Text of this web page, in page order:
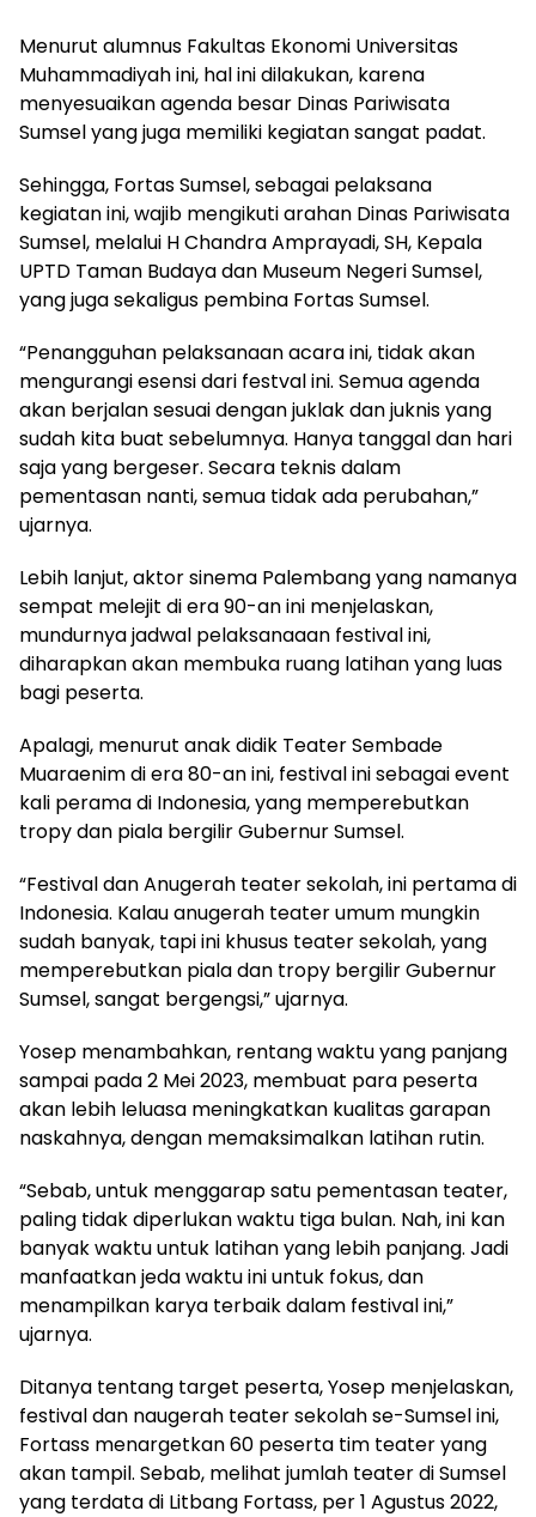
Menurut alumnus Fakultas Ekonomi Universitas
Muhammadiyah ini, hal ini dilakukan, karena
menyesuaikan agenda besar Dinas Pariwisata
Sumsel yang juga memiliki kegiatan sangat padat.
Sehingga, Fortas Sumsel, sebagai pelaksana
kegiatan ini, wajib mengikuti arahan Dinas Pariwisata
Sumsel, melalui H Chandra Amprayadi, SH, Kepala
UPTD Taman Budaya dan Museum Negeri Sumsel,
yang juga sekaligus pembina Fortas Sumsel.
“Penangguhan pelaksanaan acara ini, tidak akan
mengurangi esensi dari festval ini. Semua agenda
akan berjalan sesuai dengan juklak dan juknis yang
sudah kita buat sebelumnya. Hanya tanggal dan hari
saja yang bergeser. Secara teknis dalam
pementasan nanti, semua tidak ada perubahan,”
ujarnya.
Lebih lanjut, aktor sinema Palembang yang namanya
sempat melejit di era 90-an ini menjelaskan,
mundurnya jadwal pelaksanaaan festival ini,
diharapkan akan membuka ruang latihan yang luas
bagi peserta.
Apalagi, menurut anak didik Teater Sembade
Muaraenim di era 80-an ini, festival ini sebagai event
kali perama di Indonesia, yang memperebutkan
tropy dan piala bergilir Gubernur Sumsel.
“Festival dan Anugerah teater sekolah, ini pertama di
Indonesia. Kalau anugerah teater umum mungkin
sudah banyak, tapi ini khusus teater sekolah, yang
memperebutkan piala dan tropy bergilir Gubernur
Sumsel, sangat bergengsi,” ujarnya.
Yosep menambahkan, rentang waktu yang panjang
sampai pada 2 Mei 2023, membuat para peserta
akan lebih leluasa meningkatkan kualitas garapan
naskahnya, dengan memaksimalkan latihan rutin.
“Sebab, untuk menggarap satu pementasan teater,
paling tidak diperlukan waktu tiga bulan. Nah, ini kan
banyak waktu untuk latihan yang lebih panjang. Jadi
manfaatkan jeda waktu ini untuk fokus, dan
menampilkan karya terbaik dalam festival ini,”
ujarnya.
Ditanya tentang target peserta, Yosep menjelaskan,
festival dan naugerah teater sekolah se-Sumsel ini,
Fortass menargetkan 60 peserta tim teater yang
akan tampil. Sebab, melihat jumlah teater di Sumsel
yang terdata di Litbang Fortass, per 1 Agustus 2022,